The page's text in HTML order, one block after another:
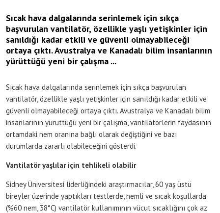
Sıcak hava dalgalarında serinlemek için sıkça
başvurulan vantilatör, özellikle yaşlı yetişkinler için
sanıldığı kadar etkili ve güvenli olmayabileceği
ortaya çıktı. Avustralya ve Kanadalı bilim insanlarının
yürüttüğü yeni bir çalışma ...
Sıcak hava dalgalarında serinlemek için sıkça başvurulan
vantilatör, özellikle yaşlı yetişkinler için sanıldığı kadar etkili ve
güvenli olmayabileceği ortaya çıktı. Avustralya ve Kanadalı bilim
insanlarının yürüttüğü yeni bir çalışma, vantilatörlerin faydasının
ortamdaki nem oranına bağlı olarak değiştiğini ve bazı
durumlarda zararlı olabileceğini gösterdi.
Vantilatör yaşlılar için tehlikeli olabilir
Sidney Üniversitesi liderliğindeki araştırmacılar, 60 yaş üstü
bireyler üzerinde yaptıkları testlerde, nemli ve sıcak koşullarda
(%60 nem, 38°C) vantilatör kullanımının vücut sıcaklığını çok az